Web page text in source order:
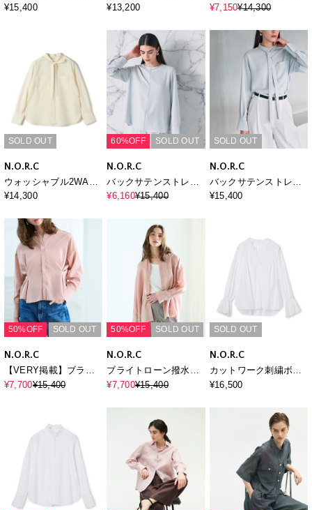
ャツ
¥15,400
ツ
¥13,200
シャツ【NYLON
¥7,150¥14,300
SOLD OUT
N.O.R.C
ウォッシャブル2WAY
バンドカラーシャツ
¥14,300
60%OFF SOLD OUT
N.O.R.C
バックサテンストレッ
チラウンドネックブラ
¥6,160¥15,400
SOLD OUT
N.O.R.C
バックサテンストレッ
チボウタイブラウス
¥15,400
50%OFF SOLD OUT
N.O.R.C
【VERY掲載】ブライ
トローン撥水フォルム
¥7,700¥15,400
50%OFF SOLD OUT
N.O.R.C
ブライトローン撥水シ
ャツ【AIRY
¥7,700¥15,400
SOLD OUT
N.O.R.C
カットワーク刺繍ボリ
ュームスリーブブラウ
¥16,500